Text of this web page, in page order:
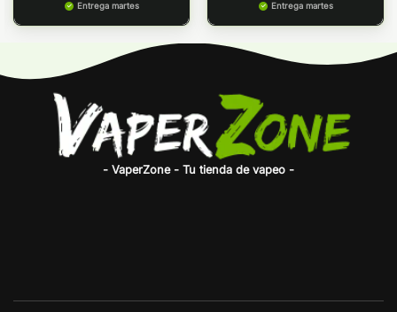
Entrega martes Entrega martes
- VaperZone - Tu tienda de vapeo -